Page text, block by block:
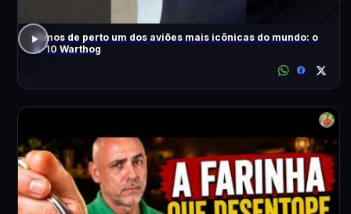
Vimos de perto um dos aviões mais icônicas do mundo: o
A-10 Warthog